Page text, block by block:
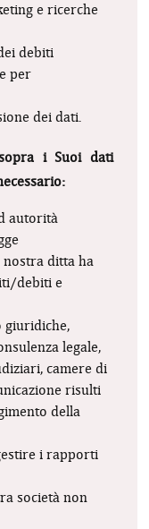
e ricerche
debiti
per
dei dati.
i Suoi dati
autorità
ditta ha
debiti e
giuridiche,
legale,
camere di
risulti
della
i rapporti
società non